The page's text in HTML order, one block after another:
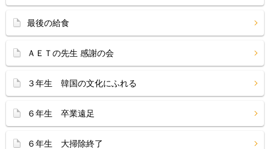
最後の給食
ＡＥＴの先生 感謝の会
３年生 韓国の文化にふれる
６年生 卒業遠足
６年生 大掃除終了